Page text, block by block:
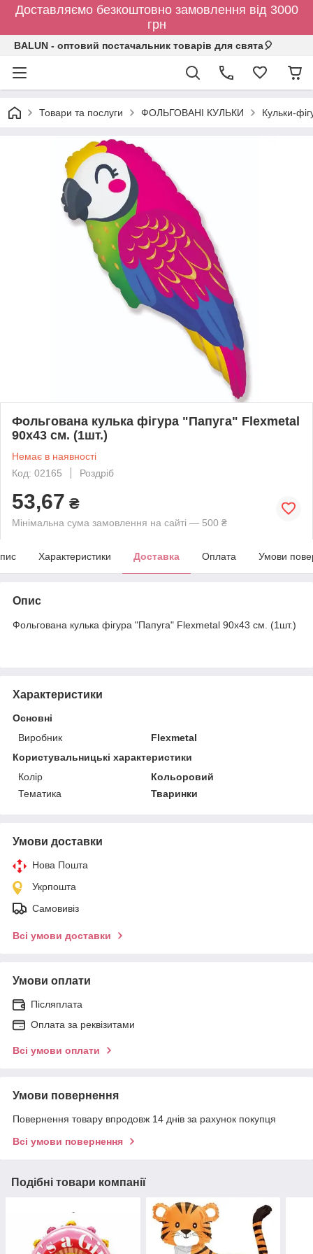
Доставляємо безкоштовно замовлення від 3000
грн
BALUN - оптовий постачальник товарів для свята🎈
Товари та послуги ФОЛЬГОВАНІ КУЛЬКИ Кульки-
Фольгована кулька фігура "Папуга" Flexmetal
90х43 см. (1шт.)
Немає в наявності
Код: 02165
Роздріб
53,67 ₴
Мінімальна сума замовлення на сайті — 500 ₴
Характеристики Доставка Оплата Умови
Опис
Фольгована кулька фігура "Папуга" Flexmetal 90х43 см. (1шт.)
Характеристики
Основні
Виробник
Flexmetal
Користувальницькі характеристики
Колір
Кольоровий
Тематика
Тваринки
Умови доставки
Нова Пошта
Укрпошта
Самовивіз
Всі умови доставки
Умови оплати
Післяплата
Оплата за реквізитами
Всі умови оплати
Умови повернення
Повернення товару впродовж 14 днів за рахунок покупця
Всі умови повернення
Подібні товари компанії